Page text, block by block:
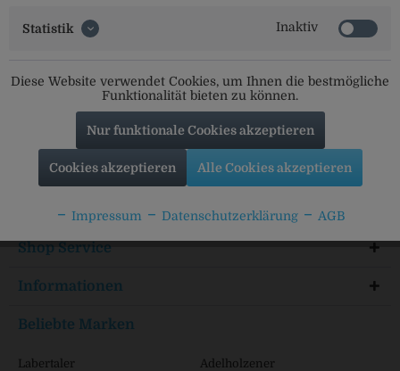
Social Media
Folgt uns auf unseren Kanälen für alle Neuigkeiten:
Service Hotline
Shop Service
Informationen
Beliebte Marken
Labertaler
Adelholzener
Statistik Inaktiv
Diese Website verwendet Cookies, um Ihnen die bestmögliche
Funktionalität bieten zu können.
Nur funktionale Cookies akzeptieren
Cookies akzeptieren Alle Cookies akzeptieren
Impressum Datenschutzerklärung AGB